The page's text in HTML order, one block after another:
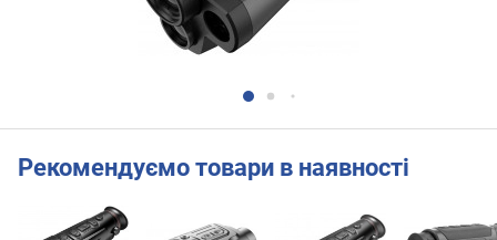
Рекомендуємо товари в наявності